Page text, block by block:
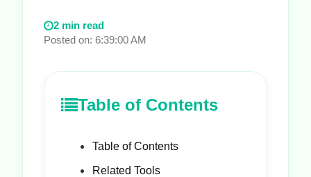
2 min read
Posted on: 6:39:00 AM
Table of Contents
Table of Contents
Related Tools